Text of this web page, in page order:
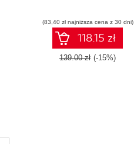
(83,40 zł najniższa cena z 30 dni)
118.15 zł
139.00 zł (-15%)